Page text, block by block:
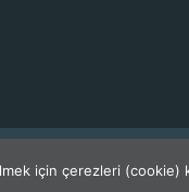
için çerezleri (cookie)